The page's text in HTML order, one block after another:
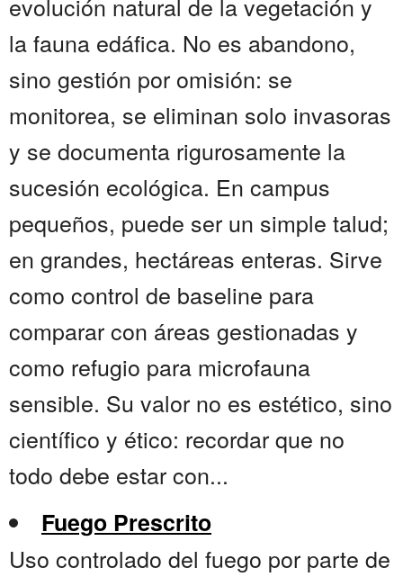
la fauna edáfica. No es abandono,
sino gestión por omisión: se
monitorea, se eliminan solo invasoras
y se documenta rigurosamente la
sucesión ecológica. En campus
pequeños, puede ser un simple talud;
en grandes, hectáreas enteras. Sirve
como control de baseline para
comparar con áreas gestionadas y
como refugio para microfauna
sensible. Su valor no es estético, sino
científico y ético: recordar que no
todo debe estar con...
Fuego Prescrito
Uso controlado del fuego por parte de